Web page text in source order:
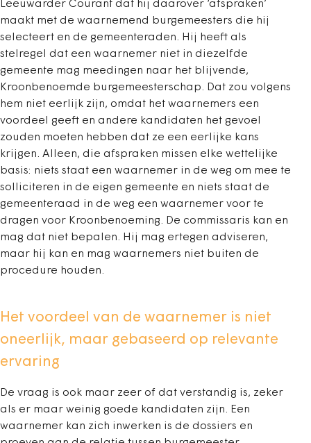
Leeuwarder Courant dat hij daarover ‘afspraken’
maakt met de waarnemend burgemeesters die hij
selecteert en de gemeenteraden. Hij heeft als
stelregel dat een waarnemer niet in diezelfde
gemeente mag meedingen naar het blijvende,
Kroonbenoemde burgemeesterschap. Dat zou volgens
hem niet eerlijk zijn, omdat het waarnemers een
voordeel geeft en andere kandidaten het gevoel
zouden moeten hebben dat ze een eerlijke kans
krijgen. Alleen, die afspraken missen elke wettelijke
basis: niets staat een waarnemer in de weg om mee te
solliciteren in de eigen gemeente en niets staat de
gemeenteraad in de weg een waarnemer voor te
dragen voor Kroonbenoeming. De commissaris kan en
mag dat niet bepalen. Hij mag ertegen adviseren,
maar hij kan en mag waarnemers niet buiten de
procedure houden.
Het voordeel van de waarnemer is niet
oneerlijk, maar gebaseerd op relevante
ervaring
De vraag is ook maar zeer of dat verstandig is, zeker
als er maar weinig goede kandidaten zijn. Een
waarnemer kan zich inwerken is de dossiers en